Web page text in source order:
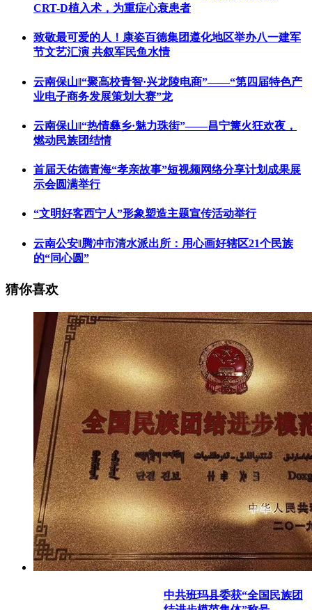
CRT-D植入术，为重症心衰患者
致敬最可爱的人！康姿百德集团遵化地区举办八一建军
节文艺汇演 共叙军民鱼水情
云南保山‖“聚高校青智·兴龙陵电商”——“第四届特色产
业电子商务发展策划大赛”龙
云南保山‖“热情彝乡·魅力珠街”——昌宁篝火狂欢夜，
燃动民族团结情
首届天佑德青海“孝亲故事”短视频网络分享计划成果展
示会圆满举行
“文明好客西宁人”形象塑造主题宣传活动举行
云南公安‖腾冲市清水派出所：用心画好辖区21个民族
的“同心圆”
猜你喜欢
中共班玛县委获“全国民族团